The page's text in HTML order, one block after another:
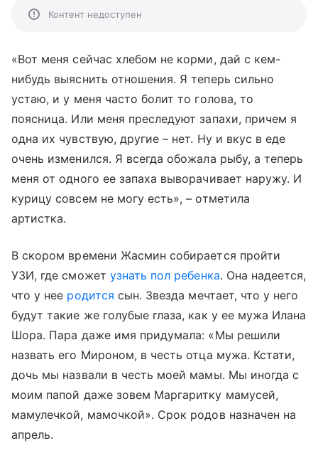
Контент недоступен
«Вот меня сейчас хлебом не корми, дай с кем-
нибудь выяснить отношения. Я теперь сильно
устаю, и у меня часто болит то голова, то
поясница. Или меня преследуют запахи, причем я
одна их чувствую, другие – нет. Ну и вкус в еде
очень изменился. Я всегда обожала рыбу, а теперь
меня от одного ее запаха выворачивает наружу. И
курицу совсем не могу есть», – отметила
артистка.
В скором времени Жасмин собирается пройти
УЗИ, где сможет узнать пол ребенка. Она надеется,
что у нее родится сын. Звезда мечтает, что у него
будут такие же голубые глаза, как у ее мужа Илана
Шора. Пара даже имя придумала: «Мы решили
назвать его Мироном, в честь отца мужа. Кстати,
дочь мы назвали в честь моей мамы. Мы иногда с
моим папой даже зовем Маргаритку мамусей,
мамулечкой, мамочкой». Срок родов назначен на
апрель.